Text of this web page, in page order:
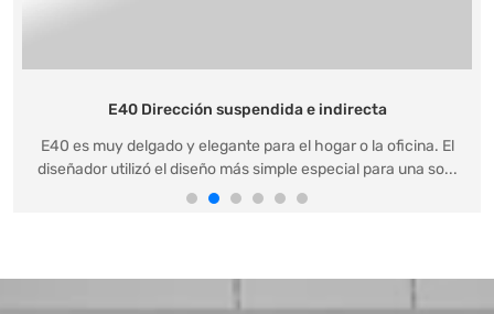
E40 Dirección suspendida e indirecta
E40 es muy delgado y elegante para el hogar o la oficina. El
diseñador utilizó el diseño más simple especial para una so...